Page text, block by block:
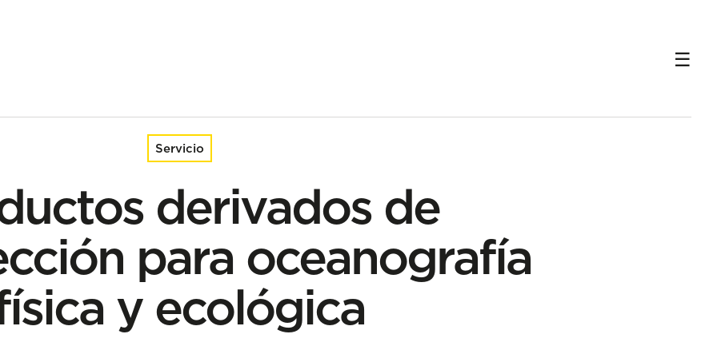
Servicio
derivados de
para oceanografía
y ecológica